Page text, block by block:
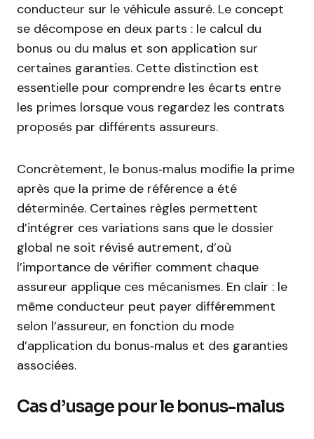
conducteur sur le véhicule assuré. Le concept
se décompose en deux parts : le calcul du
bonus ou du malus et son application sur
certaines garanties. Cette distinction est
essentielle pour comprendre les écarts entre
les primes lorsque vous regardez les contrats
proposés par différents assureurs.
Concrètement, le bonus‑malus modifie la prime
après que la prime de référence a été
déterminée. Certaines règles permettent
d’intégrer ces variations sans que le dossier
global ne soit révisé autrement, d’où
l’importance de vérifier comment chaque
assureur applique ces mécanismes. En clair : le
même conducteur peut payer différemment
selon l’assureur, en fonction du mode
d’application du bonus‑malus et des garanties
associées.
Cas d’usage pour le bonus-malus